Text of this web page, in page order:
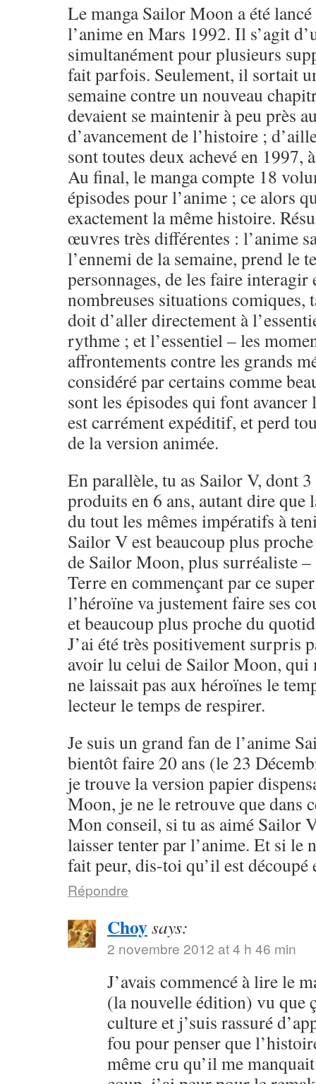
Le manga Sailor Moon a été
l’anime en Mars 1992. Il s’agit
simultanément pour plusieurs
fait parfois. Seulement, il sortait
semaine contre un nouveau
devaient se maintenir à peu près
d’avancement de l’histoire ;
sont toutes deux achevé en 1997,
Au final, le manga compte 18
épisodes pour l’anime ; ce alors
exactement la même histoire.
œuvres très différentes : l’anime
l’ennemi de la semaine, prend le
personnages, de les faire interagir
nombreuses situations comiques,
doit d’aller directement à
rythme ; et l’essentiel – les
affrontements contre les grands
considéré par certains comme
sont les épisodes qui font
est carrément expéditif, et perd
de la version animée.
En parallèle, tu as Sailor V, dont
produits en 6 ans, autant dire que
du tout les mêmes impératifs à
Sailor V est beaucoup plus
de Sailor Moon, plus surréaliste
Terre en commençant par ce
l’héroïne va justement faire ses
et beaucoup plus proche du
J’ai été très positivement surpris
avoir lu celui de Sailor Moon, qui
ne laissait pas aux héroïnes le
lecteur le temps de respirer.
Je suis un grand fan de l’anime
bientôt faire 20 ans (le 23
je trouve la version papier
Moon, je ne le retrouve que dans
Mon conseil, si tu as aimé Sailor
laisser tenter par l’anime. Et si le
fait peur, dis-toi qu’il est découpé
Répondre
Choysays:
2 novembre 2012 at 4 h 46 min
J’avais commencé à lire le
(la nouvelle édition) vu que
culture et j’suis rassuré
fou pour penser que
même cru qu’il me